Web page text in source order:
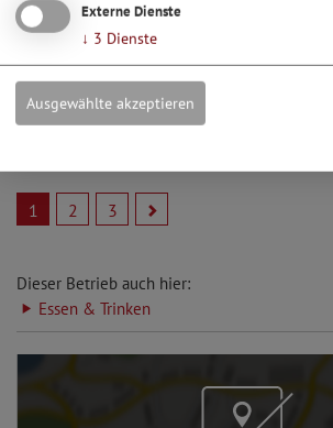
Weihnachtsfeier
Schnupferclub Krut
1 2 3
Dieser Betrieb auch hier:
Essen & Trinken
Externe Dienste
↓ 3 Dienste
Ausgewählte akzeptieren